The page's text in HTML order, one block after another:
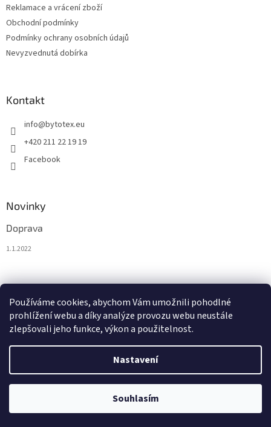
Používáme cookies, abychom Vám umožnili pohodlné
prohlížení webu a díky analýze provozu webu neustále
zlepšovali jeho funkce, výkon a použitelnost.
Nastavení
Souhlasím
Reklamace a vrácení zboží
Obchodní podmínky
Podmínky ochrany osobních údajů
Nevyzvednutá dobírka
Kontakt
info@bytotex.eu
+420 211 22 19 19
Facebook
Novinky
Doprava
1.1.2022
0KS /0 €
Vytvořil Shoptet
BytoTex.eu. Všechna práva vyhrazena.